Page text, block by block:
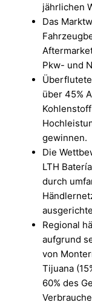
jährlichen
Das
Pkw- und
über 45%
gewinnen.
Die
LTH
durch
Regional
aufgrund
von
Tijuana
60% des